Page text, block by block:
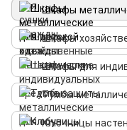
Шкафы
Шкафы
Шкафы для
Тумбы
Ключницы